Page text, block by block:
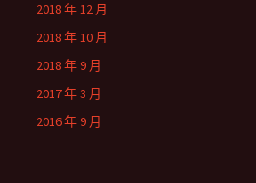
2018 年 12 月
2018 年 10 月
2018 年 9 月
2017 年 3 月
2016 年 9 月